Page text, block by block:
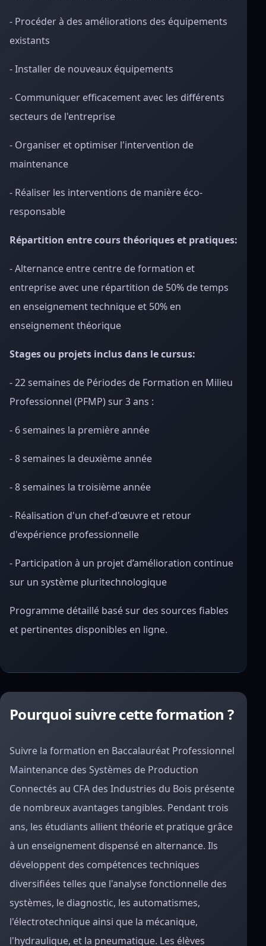
- Procéder à des améliorations des équipements
existants
- Installer de nouveaux équipements
- Communiquer efficacement avec les différents
secteurs de l'entreprise
- Organiser et optimiser l'intervention de
maintenance
- Réaliser les interventions de manière éco-
responsable
Répartition entre cours théoriques et pratiques:
- Alternance entre centre de formation et
entreprise avec une répartition de 50% de temps
en enseignement technique et 50% en
enseignement théorique
Stages ou projets inclus dans le cursus:
- 22 semaines de Périodes de Formation en Milieu
Professionnel (PFMP) sur 3 ans :
- 6 semaines la première année
- 8 semaines la deuxième année
- 8 semaines la troisième année
- Réalisation d'un chef-d'œuvre et retour
d'expérience professionnelle
- Participation à un projet d’amélioration continue
sur un système pluritechnologique
Programme détaillé basé sur des sources fiables
et pertinentes disponibles en ligne.
Pourquoi suivre cette formation ?
Suivre la formation en Baccalauréat Professionnel
Maintenance des Systèmes de Production
Connectés au CFA des Industries du Bois présente
de nombreux avantages tangibles. Pendant trois
ans, les étudiants allient théorie et pratique grâce
à un enseignement dispensé en alternance. Ils
développent des compétences techniques
diversifiées telles que l'analyse fonctionnelle des
systèmes, le diagnostic, les automatismes,
l'électrotechnique ainsi que la mécanique,
l'hydraulique, et la pneumatique. Les élèves